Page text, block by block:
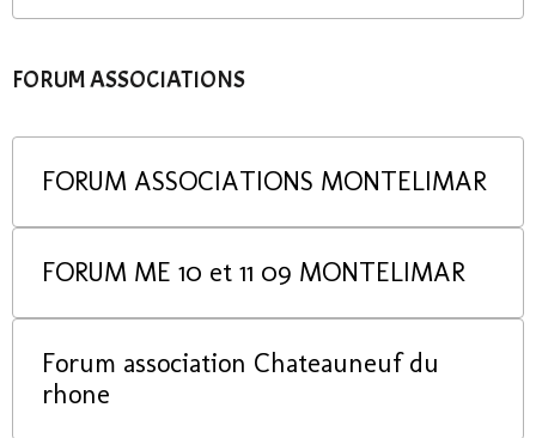
FORUM ASSOCIATIONS
FORUM ASSOCIATIONS MONTELIMAR
FORUM ME 10 et 11 09 MONTELIMAR
Forum association Chateauneuf du
rhone